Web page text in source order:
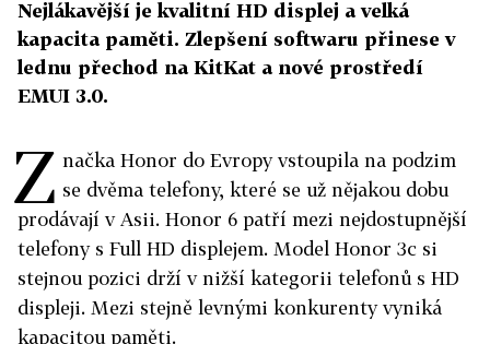
Nejlákavější je kvalitní HD displej a velká
kapacita paměti. Zlepšení softwaru přinese v
lednu přechod na KitKat a nové prostředí
EMUI 3.0.
Z načka Honor do Evropy vstoupila na podzim
se dvěma telefony, které se už nějakou dobu
prodávají v Asii. Honor 6 patří mezi nejdostupnější
telefony s Full HD displejem. Model Honor 3c si
stejnou pozici drží v nižší kategorii telefonů s HD
displeji. Mezi stejně levnými konkurenty vyniká
kapacitou paměti.